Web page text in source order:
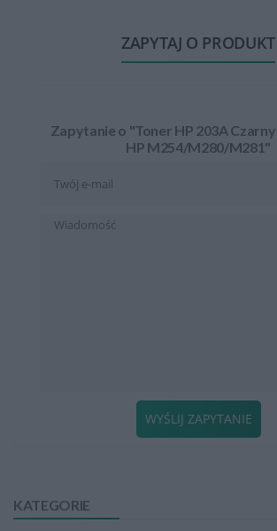
KATEGORIE
ZAPYTAJ O PRODUKT
Zapytanie o "Toner HP 203A
HP M254/M280/M281"
WYŚLIJ ZAPYTANIE